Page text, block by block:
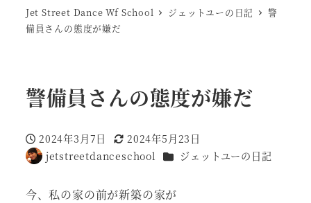
Jet Street Dance Wf School ジェットユーの日記
警
備員さんの態度が嫌だ
警備員さんの態度が嫌だ
投稿日
2024年3月7日
更新日
2024年5月23日
著
jetstreetdanceschool カテゴリー
ジェットユーの日記
今、私の家の前が新築の家が